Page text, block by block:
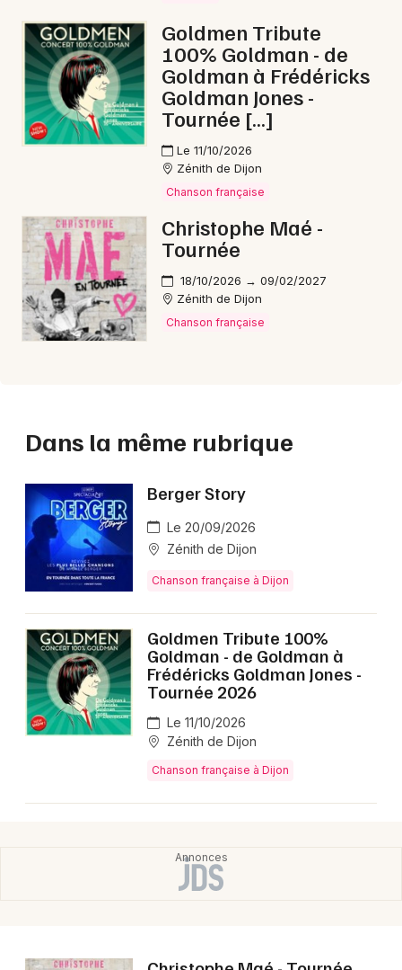
Goldmen Tribute
100% Goldman - de
Goldman à Frédéricks
Goldman Jones -
Tournée […]
Le 11/10/2026
Zénith de Dijon
Chanson française
Christophe Maé -
Tournée
18/10/2026 → 09/02/2027
Zénith de Dijon
Chanson française
Dans la même rubrique
Berger Story
Le 20/09/2026
Zénith de Dijon
Chanson française à Dijon
Goldmen Tribute 100%
Goldman - de Goldman à
Frédéricks Goldman Jones -
Tournée 2026
Le 11/10/2026
Zénith de Dijon
Chanson française à Dijon